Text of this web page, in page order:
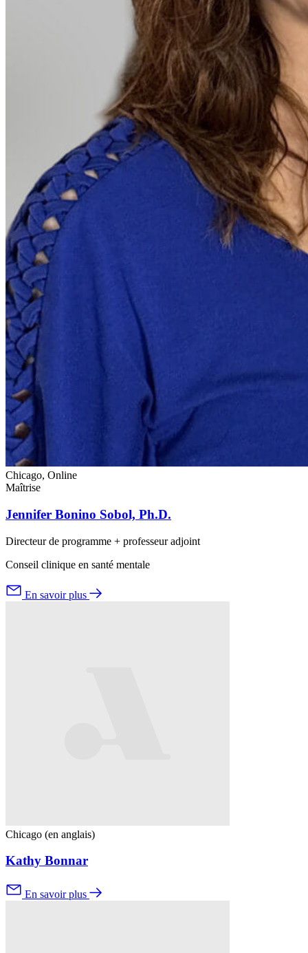
Chicago, Online
Maîtrise
Jennifer Bonino Sobol, Ph.D.
Directeur de programme + professeur adjoint
Conseil clinique en santé mentale
En savoir plus
Chicago (en anglais)
Kathy Bonnar
En savoir plus